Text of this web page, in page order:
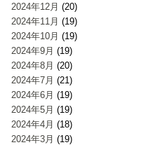
2024年12月 (20)
2024年11月 (19)
2024年10月 (19)
2024年9月 (19)
2024年8月 (20)
2024年7月 (21)
2024年6月 (19)
2024年5月 (19)
2024年4月 (18)
2024年3月 (19)